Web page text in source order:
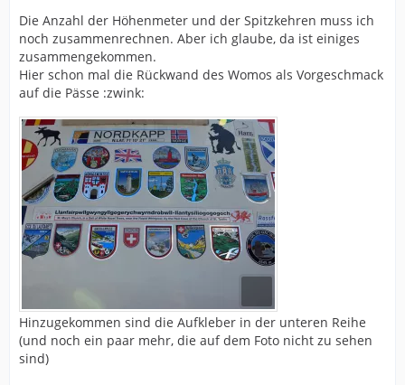
Die Anzahl der Höhenmeter und der Spitzkehren muss ich
noch zusammenrechnen. Aber ich glaube, da ist einiges
zusammengekommen.
Hier schon mal die Rückwand des Womos als Vorgeschmack
auf die Pässe :zwink:
Hinzugekommen sind die Aufkleber in der unteren Reihe
(und noch ein paar mehr, die auf dem Foto nicht zu sehen
sind)